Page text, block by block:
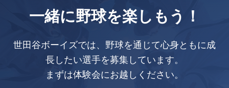
一緒に野球を楽しもう！
世田谷ボーイズでは、野球を通じて心身ともに成
長したい選手を募集しています。
まずは体験会にお越しください。